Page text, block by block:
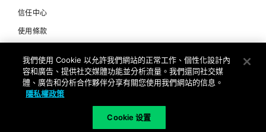
信任中心
使用條款
Copyright © 2026 Palo Alto Networks. All Rights Reserved
我們使用 Cookie 以允許我們網站的正常工作、個性化設計內
容和廣告、提供社交媒體功能並分析流量。我們還同社交媒
體、廣告和分析合作夥伴分享有關您使用我們網站的信息。
隱私權政策
Cookie 设置